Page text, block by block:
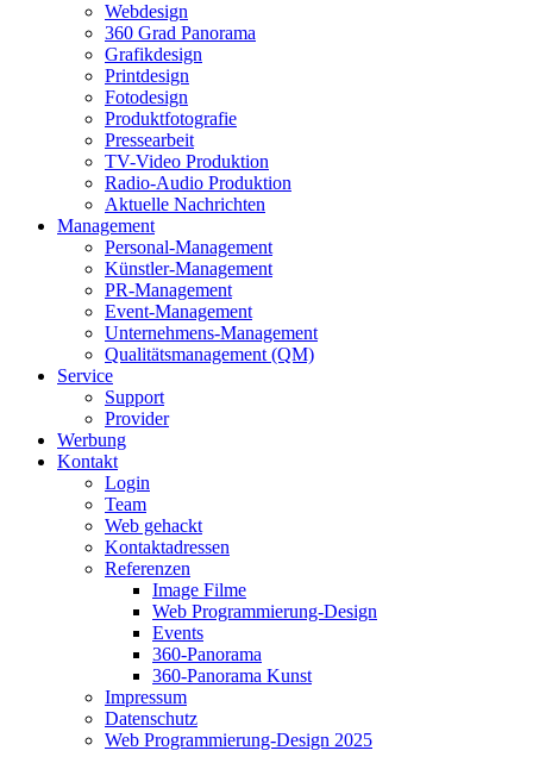
Webdesign
360 Grad Panorama
Grafikdesign
Printdesign
Fotodesign
Produktfotografie
Pressearbeit
TV-Video Produktion
Radio-Audio Produktion
Aktuelle Nachrichten
Management
Personal-Management
Künstler-Management
PR-Management
Event-Management
Unternehmens-Management
Qualitätsmanagement (QM)
Service
Support
Provider
Werbung
Kontakt
Login
Team
Web gehackt
Kontaktadressen
Referenzen
Image Filme
Web Programmierung-Design
Events
360-Panorama
360-Panorama Kunst
Impressum
Datenschutz
Web Programmierung-Design 2025